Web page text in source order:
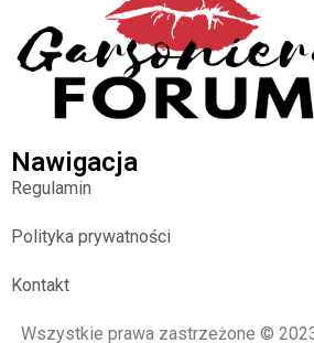
Nawigacja
Regulamin
Polityka prywatności
Kontakt
Wszystkie prawa zastrzeżone ©